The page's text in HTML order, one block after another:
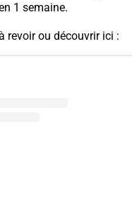
1 semaine.
revoir ou découvrir ici :